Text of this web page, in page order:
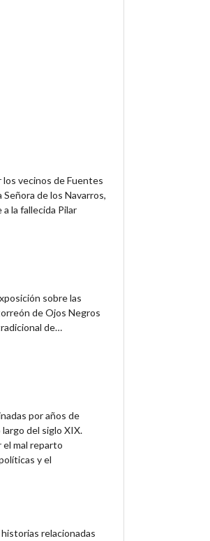
vecinos de Fuentes
de los Navarros,
la fallecida Pilar
sobre las
de Ojos Negros
de…
por años de
del siglo XIX.
mal reparto
y el
relacionadas